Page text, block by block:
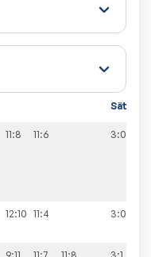
Sätze
11:8 11:6 3:0
12:10 11:4 3:0